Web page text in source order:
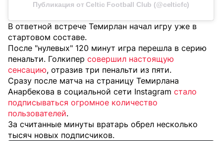
Публикация от Celtic Football Club (@celticfc)
В ответной встрече Темирлан начал игру уже в
стартовом составе.
После "нулевых" 120 минут игра перешла в серию
пенальти. Голкипер совершил настоящую
сенсацию, отразив три пенальти из пяти.
Сразу после матча на страницу Темирлана
Анарбекова в социальной сети Instagram стало
подписываться огромное количество
пользователей.
За считанные минуты вратарь обрел несколько
тысяч новых подписчиков.